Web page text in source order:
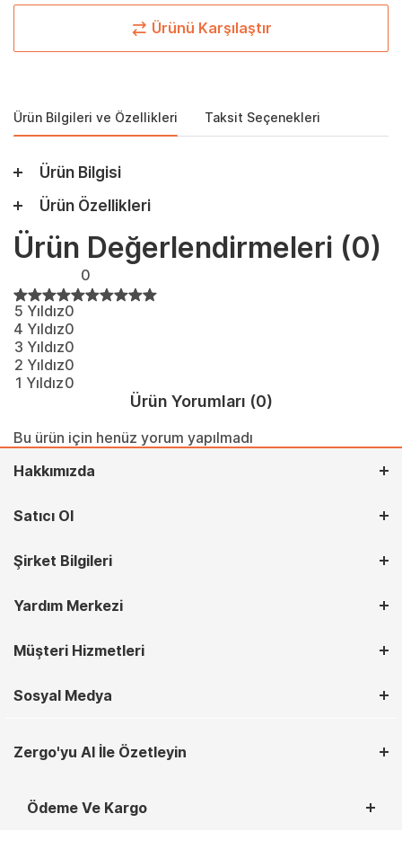
Ürünü Karşılaştır
Ürün Bilgileri ve Özellikleri Taksit Seçenekleri
Ürün Bilgisi
Ürün Özellikleri
Ürün Değerlendirmeleri (0)
0
5 Yıldız0
4 Yıldız0
3 Yıldız0
2 Yıldız0
1 Yıldız0
Ürün Yorumları (0)
Bu ürün için henüz yorum yapılmadı
Hakkımızda
Satıcı Ol
Şirket Bilgileri
Yardım Merkezi
Müşteri Hizmetleri
Sosyal Medya
Zergo'yu AI İle Özetleyin
Ödeme Ve Kargo